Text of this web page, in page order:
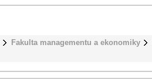
Fakulta managementu a ekonomiky